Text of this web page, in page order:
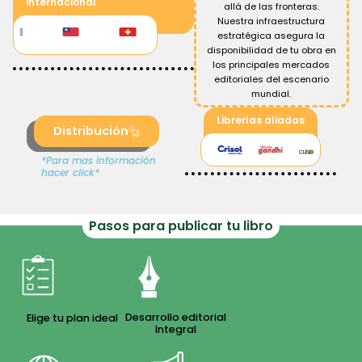
allá de las fronteras.
Nuestra infraestructura
estratégica asegura la
disponibilidad de tu obra en
los principales mercados
editoriales del escenario
mundial.
Distribución
*Para mas información
hacer click*
Librerías aliadas
Pasos para publicar tu libro
Elige tu plan ideal Desarrollo editorial
Integral